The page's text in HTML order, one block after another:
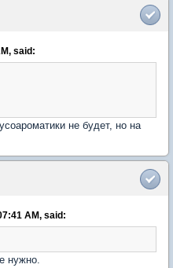
said:
не будет, но на
AM, said:
нужно.